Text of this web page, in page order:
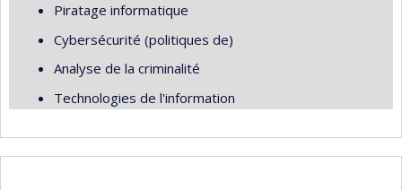
Piratage informatique
Cybersécurité (politiques de)
Analyse de la criminalité
Technologies de l'information